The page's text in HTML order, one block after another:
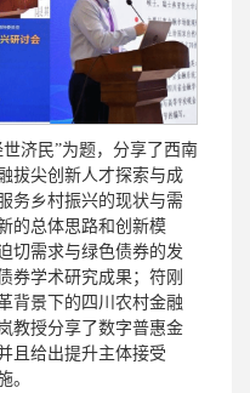
济民”为题，分享了西南
拔尖创新人才探索与成
务乡村振兴的现状与需
的总体思路和创新模
切需求与绿色债券的发
券学术研究成果；符刚
背景下的四川农村金融
教授分享了数字普惠金
且给出提升主体接受
。